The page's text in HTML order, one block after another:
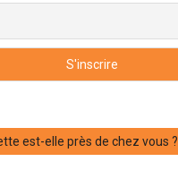
est-elle près de chez vous ?